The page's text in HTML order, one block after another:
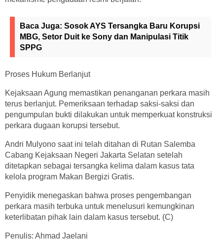
Baca Juga: Sosok AYS Tersangka Baru Korupsi
MBG, Setor Duit ke Sony dan Manipulasi Titik
SPPG
Proses Hukum Berlanjut
Kejaksaan Agung memastikan penanganan perkara masih
terus berlanjut. Pemeriksaan terhadap saksi-saksi dan
pengumpulan bukti dilakukan untuk memperkuat konstruksi
perkara dugaan korupsi tersebut.
Andri Mulyono saat ini telah ditahan di Rutan Salemba
Cabang Kejaksaan Negeri Jakarta Selatan setelah
ditetapkan sebagai tersangka kelima dalam kasus tata
kelola program Makan Bergizi Gratis.
Penyidik menegaskan bahwa proses pengembangan
perkara masih terbuka untuk menelusuri kemungkinan
keterlibatan pihak lain dalam kasus tersebut. (C)
Penulis: Ahmad Jaelani